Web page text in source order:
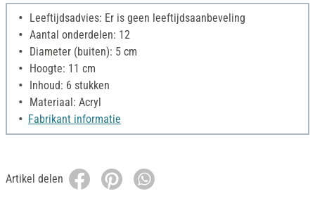
Leeftijdsadvies: Er is geen leeftijdsaanbeveling
Aantal onderdelen: 12
Diameter (buiten): 5 cm
Hoogte: 11 cm
Inhoud: 6 stukken
Materiaal: Acryl
Fabrikant informatie
Artikel delen